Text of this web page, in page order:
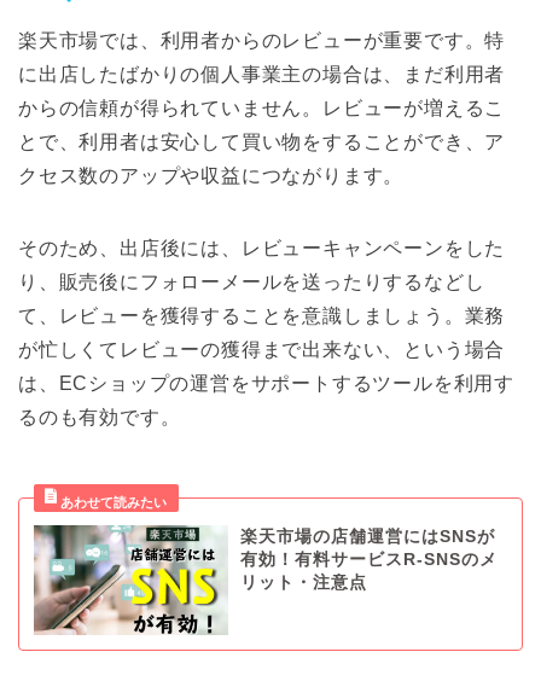
楽天市場では、利用者からのレビューが重要です。特
に出店したばかりの個人事業主の場合は、まだ利用者
からの信頼が得られていません。レビューが増えるこ
とで、利用者は安心して買い物をすることができ、ア
クセス数のアップや収益につながります。
そのため、出店後には、レビューキャンペーンをした
り、販売後にフォローメールを送ったりするなどし
て、レビューを獲得することを意識しましょう。業務
が忙しくてレビューの獲得まで出来ない、という場合
は、ECショップの運営をサポートするツールを利用す
るのも有効です。
楽天市場の店舗運営にはSNSが
有効！有料サービスR-SNSのメ
リット・注意点